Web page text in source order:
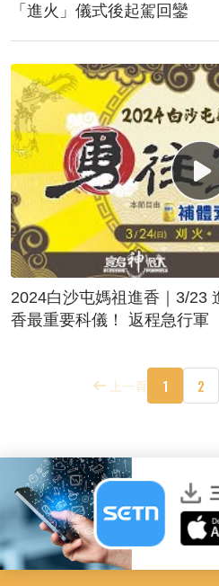
「進火」儀式後起駕回鑾
2024白沙屯媽祖進香｜3/23
香最重要科儀！ 返程急行軍
上一頁 1 2